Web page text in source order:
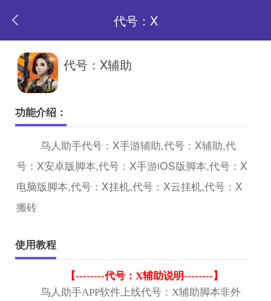
代号：X
返
页
代号：X辅助
功能介绍：
鸟人助手代号：X手游辅助,代号：X辅助,代
号：X安卓版脚本,代号：X手游iOS版脚本,代号：X
电脑版脚本,代号：X挂机,代号：X云挂机,代号：X
搬砖
使用教程
【--------代号：X辅助说明--------】
鸟人助手APP软件上线代号： X辅助脚本非外